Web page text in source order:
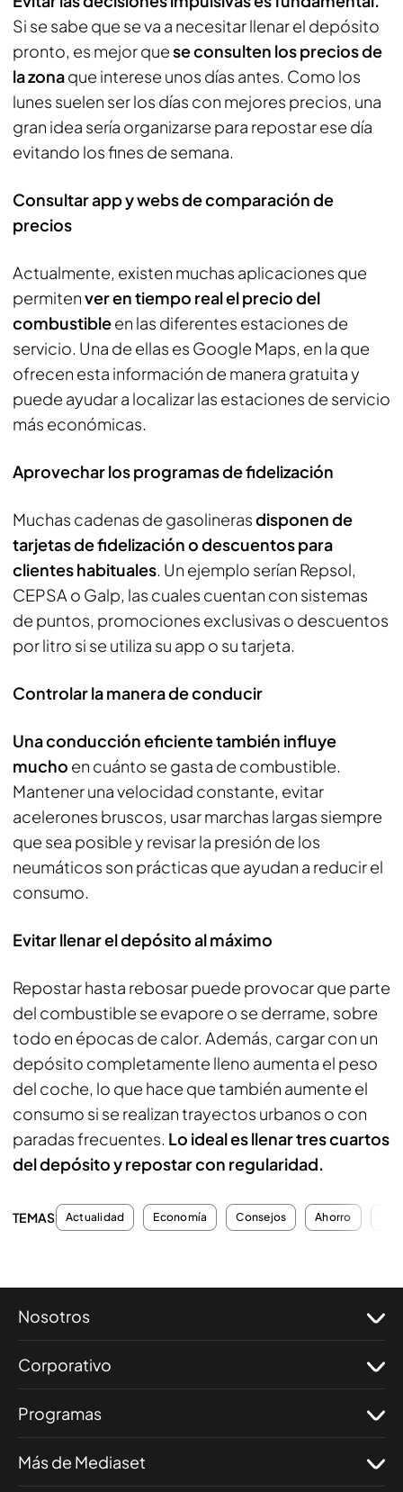
Si se sabe que se va a necesitar llenar el depósito
pronto, es mejor quese consulten los precios de
la zonaque interese unos días antes. Como los
lunes suelen ser los días con mejores precios, una
gran idea sería organizarse para repostar ese día
evitando los fines de semana.
Consultar app y webs de comparación de
precios
Actualmente, existen muchas aplicaciones que
permitenver en tiempo real el precio del
combustibleen las diferentes estaciones de
servicio. Una de ellas es Google Maps, en la que
ofrecen esta información de manera gratuita y
puede ayudar a localizar las estaciones de servicio
más económicas.
Aprovechar los programas de fidelización
Muchas cadenas de gasolinerasdisponen de
tarjetas de fidelización o descuentos para
clientes habituales. Un ejemplo serían Repsol,
CEPSA o Galp, las cuales cuentan con sistemas
de puntos, promociones exclusivas o descuentos
por litro si se utiliza su app o su tarjeta.
Controlar la manera de conducir
Una conducción eficiente también influye
mucho en cuánto se gasta de combustible.
Mantener una velocidad constante, evitar
acelerones bruscos, usar marchas largas siempre
que sea posible y revisar la presión de los
neumáticos son prácticas que ayudan a reducir el
consumo.
Evitar llenar el depósito al máximo
Repostar hasta rebosar puede provocar que parte
del combustible se evapore o se derrame, sobre
todo en épocas de calor. Además, cargar con un
depósito completamente lleno aumenta el peso
del coche, lo que hace que también aumente el
consumo si se realizan trayectos urbanos o con
paradas frecuentes. Lo ideal es llenar tres cuartos
del depósito y repostar con regularidad.
TEMAS Actualidad Economía Consejos Ahorro
Nosotros
Corporativo
Programas
Más de Mediaset